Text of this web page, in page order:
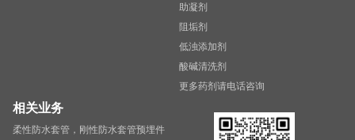
助凝剂
阻垢剂
低浊添加剂
酸碱清洗剂
更多药剂请电话咨询
相关业务
柔性防水套管，刚性防水套管预埋件